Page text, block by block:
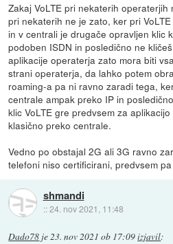
Zakaj VoLTE pri nekaterih
pri nekaterih ne je zato, ker pri
in v centrali je drugače opravljen klic
podoben ISDN in posledično ne
aplikacije operaterja zato mora biti
strani operaterja, da lahko potem
roaming-a pa ni ravno zaradi tega,
centrale ampak preko IP in
klic VoLTE gre predvsem za
klasično preko centrale.
Vedno po obstajal 2G ali 3G ravno
telefoni niso certificirani, predvsem
shmandi
::24. nov 2021, 11:48
Dado78 je23. nov 2021 ob 17:09izjavil: